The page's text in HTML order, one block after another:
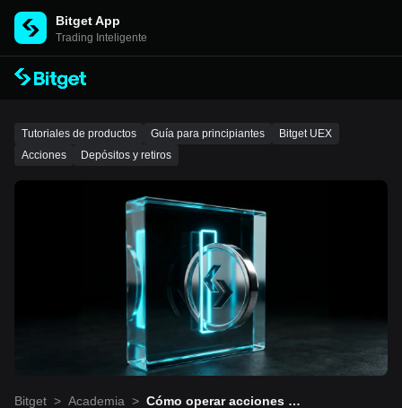
Bitget App
Trading Inteligente
Tutoriales de productos Guía para principiantes
Bitget UEX
Acciones
Depósitos y retiros
Bitget > Academia > Cómo operar acciones de